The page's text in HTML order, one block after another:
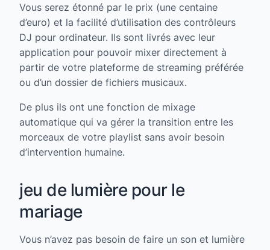
Vous serez étonné par le prix (une centaine
d’euro) et la facilité d’utilisation des contrôleurs
DJ pour ordinateur. Ils sont livrés avec leur
application pour pouvoir mixer directement à
partir de votre plateforme de streaming préférée
ou d’un dossier de fichiers musicaux.
De plus ils ont une fonction de mixage
automatique qui va gérer la transition entre les
morceaux de votre playlist sans avoir besoin
d’intervention humaine.
jeu de lumière pour le
mariage
Vous n’avez pas besoin de faire un son et lumière